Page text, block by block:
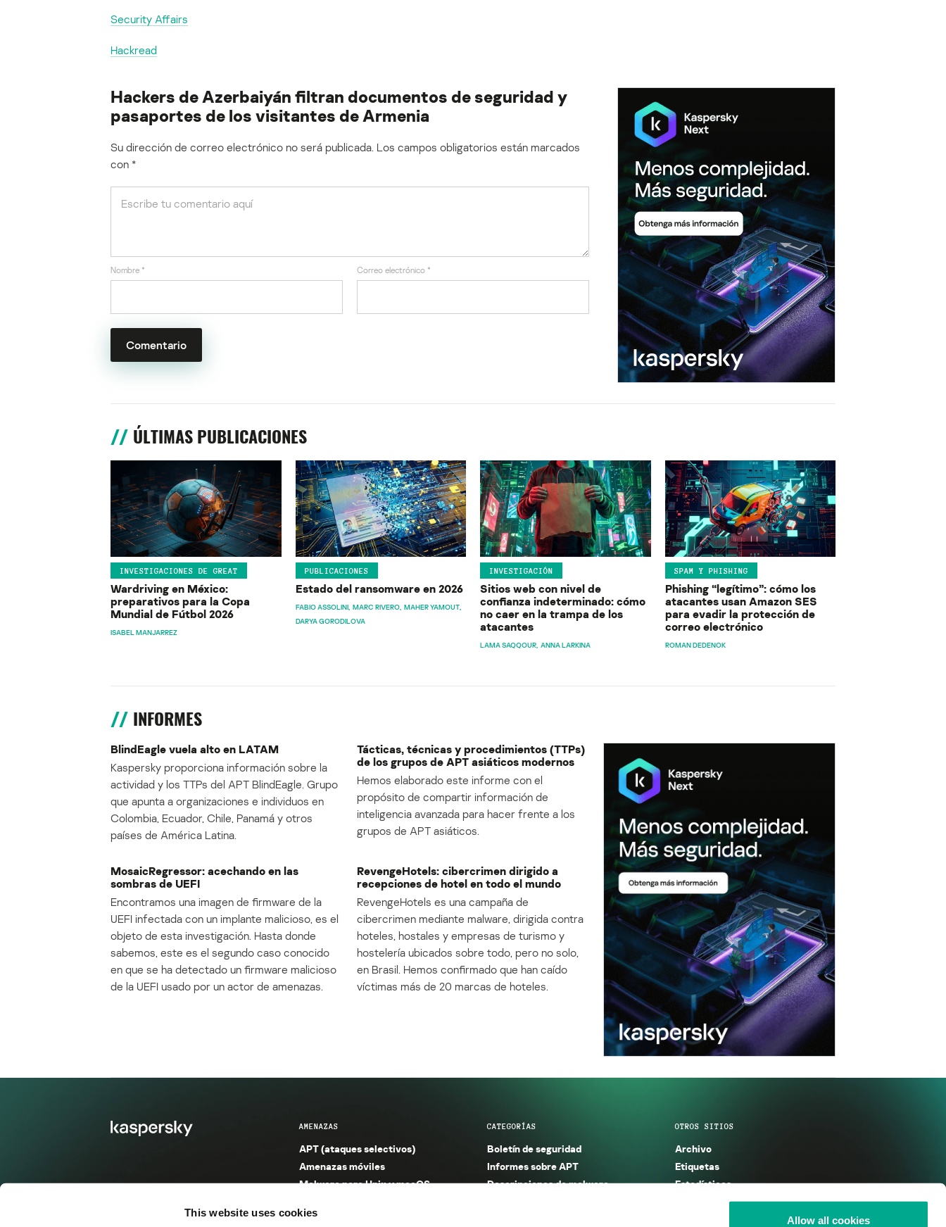
This website uses cookies
Allow all cookies
Security Affairs
Hackread
Hackers de Azerbaiyán filtran documentos de seguridad y
pasaportes de los visitantes de Armenia
Su dirección de correo electrónico no será publicada. Los campos obligatorios están marcados
con *
Nombre * Correo electrónico *
ÚLTIMAS PUBLICACIONES
INVESTIGACIONES DE GREAT
Wardriving en México:
preparativos para la Copa
Mundial de Fútbol 2026
ISABEL MANJARREZ
PUBLICACIONES
Estado del ransomware en 2026
FABIO ASSOLINI MARC RIVERO MAHER YAMOUT
DARYA GORODILOVA
INVESTIGACIÓN
Sitios web con nivel de
confianza indeterminado: cómo
no caer en la trampa de los
atacantes
LAMA SAQQOUR ANNA LARKINA
SPAM Y PHISHING
Phishing “legítimo”: cómo los
atacantes usan Amazon SES
para evadir la protección de
correo electrónico
ROMAN DEDENOK
INFORMES
BlindEagle vuela alto en LATAM
Kaspersky proporciona información sobre la
actividad y los TTPs del APT BlindEagle. Grupo
que apunta a organizaciones e individuos en
Colombia, Ecuador, Chile, Panamá y otros
países de América Latina.
Tácticas, técnicas y procedimientos (TTPs)
de los grupos de APT asiáticos modernos
Hemos elaborado este informe con el
propósito de compartir información de
inteligencia avanzada para hacer frente a los
grupos de APT asiáticos.
MosaicRegressor: acechando en las
sombras de UEFI
Encontramos una imagen de firmware de la
UEFI infectada con un implante malicioso, es el
objeto de esta investigación. Hasta donde
sabemos, este es el segundo caso conocido
en que se ha detectado un firmware malicioso
de la UEFI usado por un actor de amenazas.
RevengeHotels: cibercrimen dirigido a
recepciones de hotel en todo el mundo
RevengeHotels es una campaña de
cibercrimen mediante malware, dirigida contra
hoteles, hostales y empresas de turismo y
hostelería ubicados sobre todo, pero no solo,
en Brasil. Hemos confirmado que han caído
víctimas más de 20 marcas de hoteles.
AMENAZAS
APT (ataques selectivos)
Amenazas móviles
Malware para Unix y macOS
Entorno seguro (IoT)
CATEGORÍAS
Boletín de seguridad
Informes sobre APT
Descripciones de malware
OTROS SITIOS
Archivo
Etiquetas
Estadísticas
Enciclopedia